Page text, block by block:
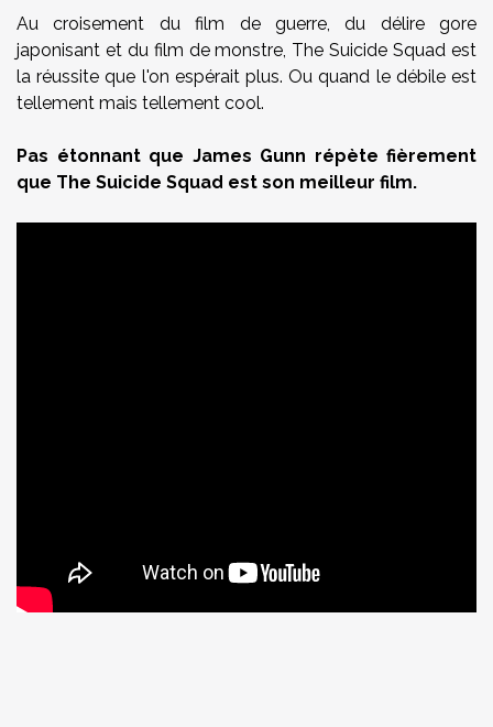
Au croisement du film de guerre, du délire gore
japonisant et du film de monstre, The Suicide Squad est
la réussite que l'on espérait plus. Ou quand le débile est
tellement mais tellement cool.
Pas étonnant que James Gunn répète fièrement
que The Suicide Squad est son meilleur film.